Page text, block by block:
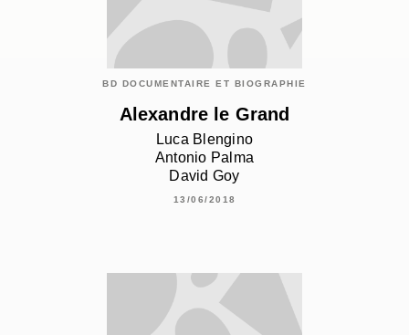
BD DOCUMENTAIRE ET BIOGRAPHIE
Alexandre le Grand
Luca Blengino
Antonio Palma
David Goy
13/06/2018